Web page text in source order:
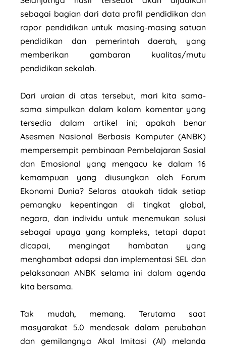
sebagai bagian dari data profil pendidikan dan
rapor pendidikan untuk masing-masing satuan
pendidikan dan pemerintah daerah, yang
memberikan gambaran kualitas/mutu
pendidikan sekolah.
Dari uraian di atas tersebut, mari kita sama-
sama simpulkan dalam kolom komentar yang
tersedia dalam artikel ini; apakah benar
Asesmen Nasional Berbasis Komputer (ANBK)
mempersempit pembinaan Pembelajaran Sosial
dan Emosional yang mengacu ke dalam 16
kemampuan yang diusungkan oleh Forum
Ekonomi Dunia? Selaras ataukah tidak setiap
pemangku kepentingan di tingkat global,
negara, dan individu untuk menemukan solusi
sebagai upaya yang kompleks, tetapi dapat
dicapai, mengingat hambatan yang
menghambat adopsi dan implementasi SEL dan
pelaksanaan ANBK selama ini dalam agenda
kita bersama.
Tak mudah, memang. Terutama saat
masyarakat 5.0 mendesak dalam perubahan
dan gemilangnya Akal Imitasi (AI) melanda